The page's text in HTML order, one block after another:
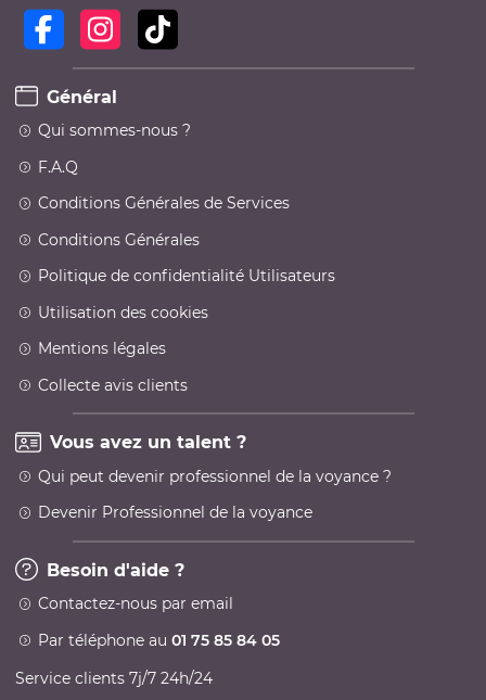
Général
Qui sommes-nous ?
F.A.Q
Conditions Générales de Services
Conditions Générales
Politique de confidentialité Utilisateurs
Utilisation des cookies
Mentions légales
Collecte avis clients
Vous avez un talent ?
Qui peut devenir professionnel de la voyance ?
Devenir Professionnel de la voyance
Besoin d'aide ?
Contactez-nous par email
Par téléphone au 01 75 85 84 05
Service clients 7j/7 24h/24